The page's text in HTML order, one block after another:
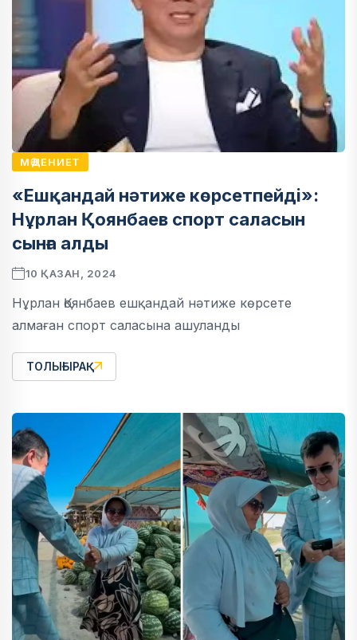
МӘДЕНИЕТ
«Ешқандай нәтиже көрсетпейді»:
Нұрлан Қоянбаев спорт саласын
сынға алды
10 ҚАЗАН, 2024
Нұрлан Қоянбаев ешқандай нәтиже көрсете
алмаған спорт саласына ашуланды
ТОЛЫҒЫРАҚ